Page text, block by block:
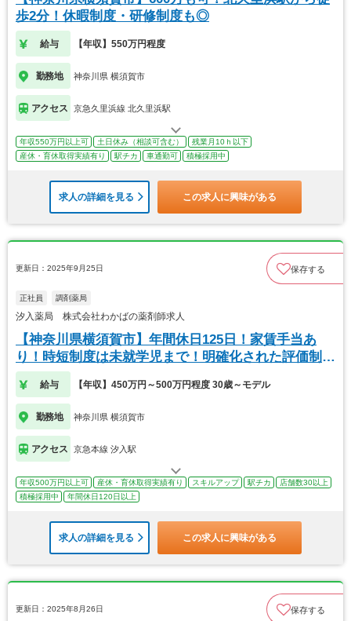
歩2分！休暇制度・研修制度も◎
給与 【年収】550万円程度
勤務地 神奈川県 横須賀市
アクセス 京急久里浜線 北久里浜駅
年収550万円以上可 土日休み（相談可含む）
残業月10ｈ以下
産休・育休取得実績有り
駅チカ 車通勤可 積極採用中
求人の詳細を見る この求人に興味がある
更新日：2025年9月25日 保存する
正社員 調剤薬局
汐入薬局 株式会社わかばの薬剤師求人
【神奈川県横須賀市】年間休日125日！家賃手当あ
り！時短制度は未就学児まで！明確化された評価制
度！
給与 【年収】450万円～500万円程度 30歳～モデル
勤務地 神奈川県 横須賀市
アクセス 京急本線 汐入駅
年収500万円以上可 産休・育休取得実績有り スキルアップ 駅チカ
店舗数30以上
積極採用中
年間休日120日以上
求人の詳細を見る この求人に興味がある
更新日：2025年8月26日 保存する